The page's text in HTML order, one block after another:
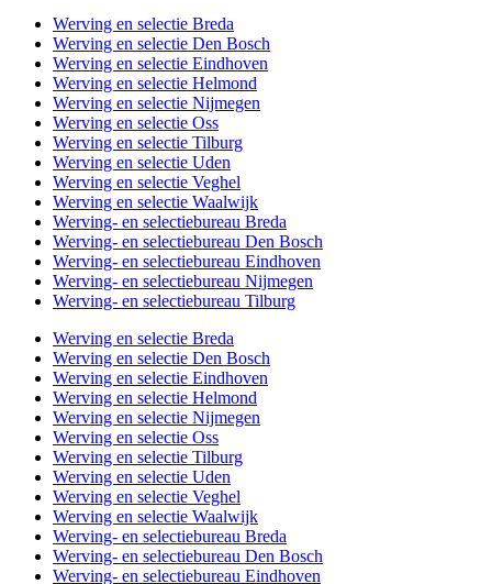
Werving en selectie Breda
Werving en selectie Den Bosch
Werving en selectie Eindhoven
Werving en selectie Helmond
Werving en selectie Nijmegen
Werving en selectie Oss
Werving en selectie Tilburg
Werving en selectie Uden
Werving en selectie Veghel
Werving en selectie Waalwijk
Werving- en selectiebureau Breda
Werving- en selectiebureau Den Bosch
Werving- en selectiebureau Eindhoven
Werving- en selectiebureau Nijmegen
Werving- en selectiebureau Tilburg
Werving en selectie Breda
Werving en selectie Den Bosch
Werving en selectie Eindhoven
Werving en selectie Helmond
Werving en selectie Nijmegen
Werving en selectie Oss
Werving en selectie Tilburg
Werving en selectie Uden
Werving en selectie Veghel
Werving en selectie Waalwijk
Werving- en selectiebureau Breda
Werving- en selectiebureau Den Bosch
Werving- en selectiebureau Eindhoven